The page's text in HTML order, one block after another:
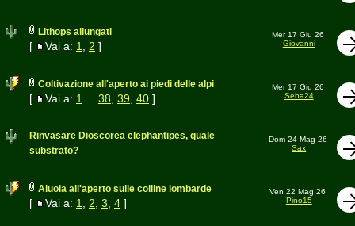
Lithops allungati
[ Vai a: 1 2 ]
Mer 17 Giu 26
Giovanni
Coltivazione all'aperto ai piedi delle alpi
[ Vai a: 1 38 39, 40]
Mer 17 Giu 26
Seba24
Rinvasare Dioscorea elephantipes, quale
substrato?
Dom 24 Mag 26
Sax
Aiuola all'aperto sulle colline lombarde
[ Vai a: 1 2 3 4]
Ven 22 Mag 26
Pino15